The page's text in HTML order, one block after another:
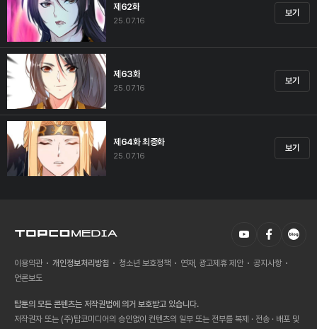
제62화
25.07.16
보기
제63화
25.07.16
보기
제64화 최종화
25.07.16
보기
이용약관 개인정보처리방침 청소년 보호정책 연재, 광고제휴 제안
공지사항
언론보도
탑툰의 모든 콘텐츠는 저작권법에 의거 보호받고 있습니다.
저작권자 또는 (주)탑코미디어의 승인없이 컨텐츠의 일부 또는 전부를 복제 · 전송 · 배포 및